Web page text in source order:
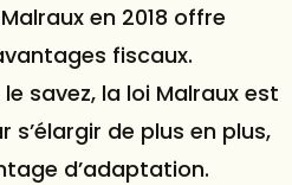
en 2018 offre
fiscaux.
savez, la loi Malraux est
s’élargir de plus en plus,
d’adaptation.